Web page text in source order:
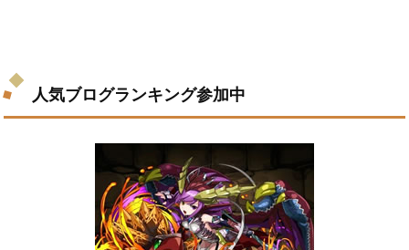
人気ブログランキング参加中